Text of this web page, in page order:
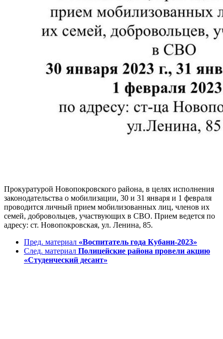
Прокуратурой Новопокровского района, в целях исполнения
законодательства о мобилизации, 30 и 31 января и 1 февраля
проводится личный прием мобилизованных лиц, членов их
семей, добровольцев, участвующих в СВО. Прием ведется по
адресу: ст. Новопокровская, ул. Ленина, 85.
Пред. материал «Воспитатель года Кубани-2023»
След. материал Полицейские района провели акцию
«Студенческий десант»